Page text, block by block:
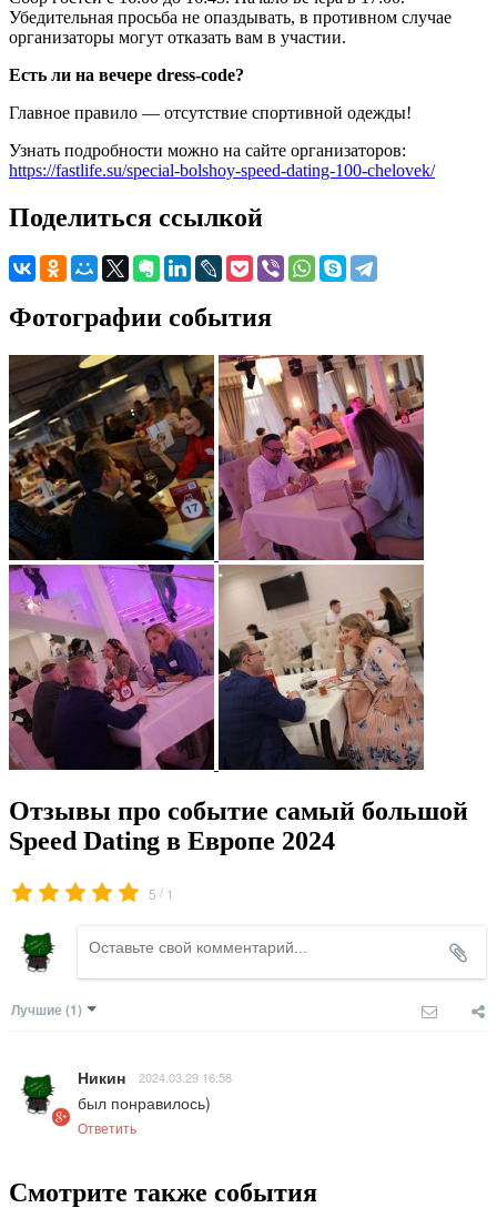
Убедительная просьба не опаздывать, в противном случае
организаторы могут отказать вам в участии.
Есть ли на вечере dress-code?
Главное правило — отсутствие спортивной одежды!
Узнать подробности можно на сайте организаторов:
https://fastlife.su/special-bolshoy-speed-dating-100-chelovek/
Поделиться ссылкой
Фотографии события
Отзывы про событие самый большой
Speed Dating в Европе 2024
5 / 1
Лучшие (1)
Никин 2024.03.29 16:58
был понравилось)
Ответить
Смотрите также события